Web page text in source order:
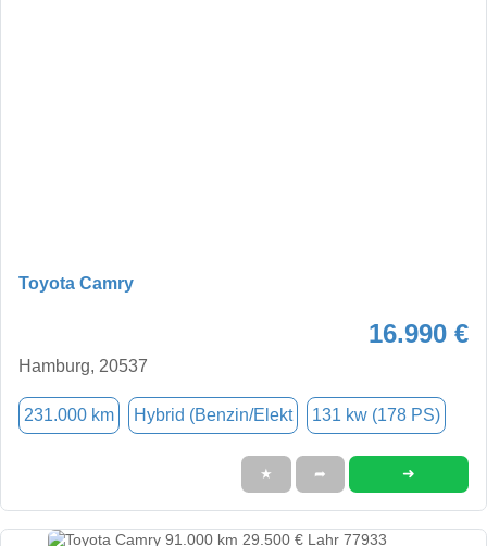
Toyota Camry
16.990 €
Hamburg, 20537
231.000 km Hybrid (Benzin/Elekt 131 kw (178 PS)
★ ➦ ➜